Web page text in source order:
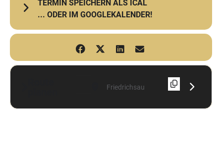
TERMIN SPEICHERN ALS ICAL
... ODER IM GOOGLEKALENDER!
Address - La Orquesta Informal [YL8tRpKYG]
Destination Address - La Orquesta